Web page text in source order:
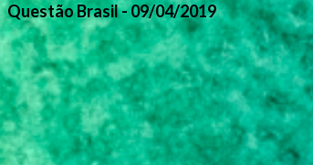
Questão Brasil - 09/04/2019